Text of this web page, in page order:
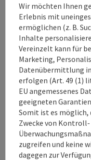
Beitrag
zum Merkzettel
PDF erstellen
powered by
Wir möchten Ihnen
Erlebnis mit
ermöglichen (z. B.
Inhalte
Vereinzelt kann für
Marketing,
Datenübermittlung
erfolgen (Art. 49 (1)
EU angemessenes
geeigneten Garantien
Somit ist es möglich,
Zwecke von
zugreifen und keine
dagegen zur